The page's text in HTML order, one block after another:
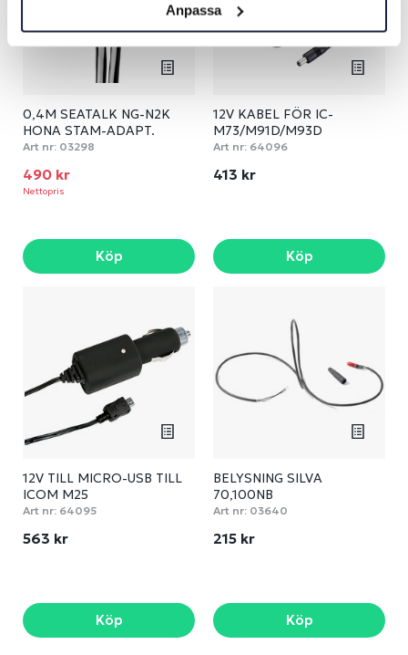
Anpassa
0,4M SEATALK NG-N2K
HONA STAM-ADAPT.
Art nr: 03298
490 kr
Nettopris
Köp
12V KABEL FÖR IC-
M73/M91D/M93D
Art nr: 64096
413 kr
Köp
12V TILL MICRO-USB TILL
ICOM M25
Art nr: 64095
563 kr
Köp
BELYSNING SILVA
70,100NB
Art nr: 03640
215 kr
Köp